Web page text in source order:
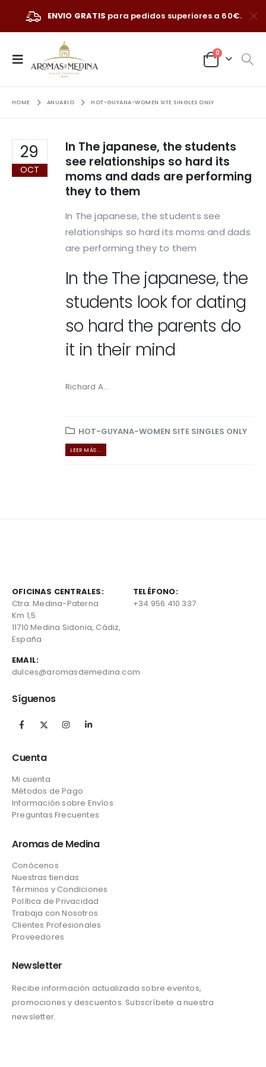
ENVIO GRATIS para pedidos superiores a 60€.
0
HOME ANUARIO HOT-GUYANA-WOMEN SITE SINGLES ONLY
29
OCT
In The japanese, the students
see relationships so hard its
moms and dads are performing
they to them
In The japanese, the students see
relationships so hard its moms and dads
are performing they to them
In the The japanese, the
students look for dating
so hard the parents do
it in their mind
Richard A...
HOT-GUYANA-WOMEN SITE SINGLES ONLY
LEER MÁS ...
OFICINAS CENTRALES:
Ctra. Medina-Paterna
Km 1,5.
11710 Medina Sidonia, Cádiz,
España
TELÉFONO:
+34 956 410 337
EMAIL:
dulces@aromasdemedina.com
Síguenos
Cuenta
Mi cuenta
Métodos de Pago
Información sobre Envíos
Preguntas Frecuentes
Aromas de Medina
Conócenos
Nuestras tiendas
Términos y Condiciones
Política de Privacidad
Trabaja con Nosotros
Clientes Profesionales
Proveedores
Newsletter
Recibe información actualizada sobre eventos,
promociones y descuentos. Subscríbete a nuestra
newsletter.